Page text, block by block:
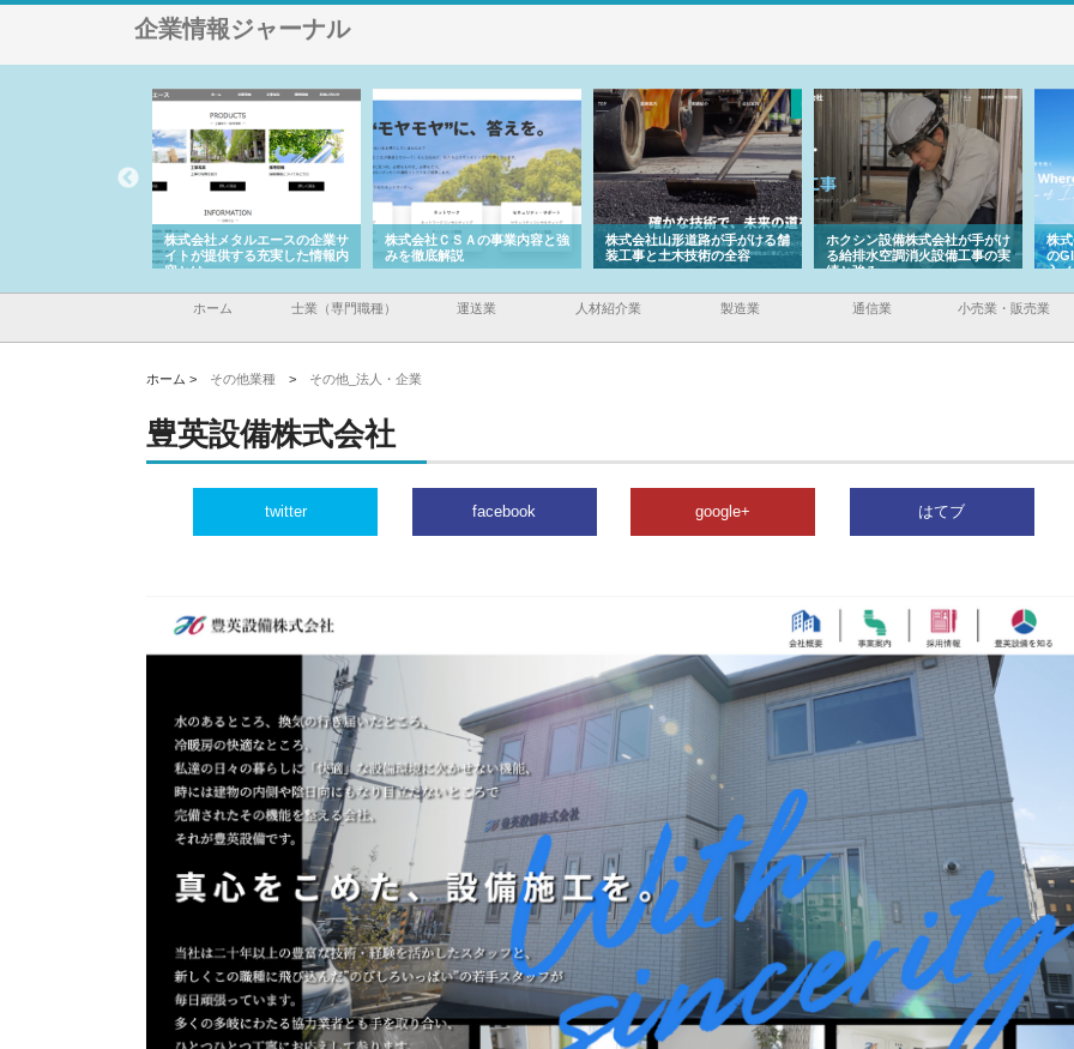
企業情報ジャーナル
株式会社メタルエースの企業サ
イトが提供する充実した情報内
容とは
株式会社ＣＳＡの事業内容と強
みを徹底解説
株式会社山形道路が手がける舗
装工事と土木技術の全容
ホクシン設備株式会社が手がけ
る給排水空調消火設備工事の実
績と強み
株
の
入
ホーム 士業（専門職種） 運送業 人材紹介業 製造業 通信業 小売業・販売業
ホーム > その他業種 > その他_法人・企業
豊英設備株式会社
twitter facebook google+ はてブ